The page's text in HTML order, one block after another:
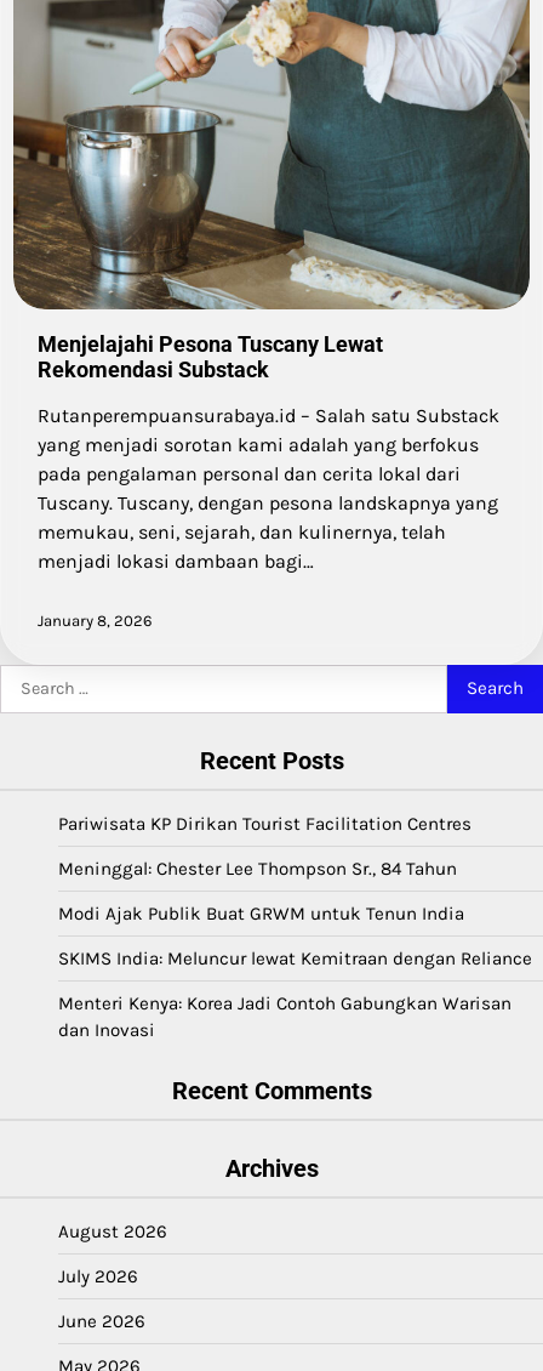
Menjelajahi Pesona Tuscany Lewat
Rekomendasi Substack
Rutanperempuansurabaya.id – Salah satu Substack
yang menjadi sorotan kami adalah yang berfokus
pada pengalaman personal dan cerita lokal dari
Tuscany. Tuscany, dengan pesona landskapnya yang
memukau, seni, sejarah, dan kulinernya, telah
menjadi lokasi dambaan bagi…
January 8, 2026
Search
for:
Recent Posts
Pariwisata KP Dirikan Tourist Facilitation Centres
Meninggal: Chester Lee Thompson Sr., 84 Tahun
Modi Ajak Publik Buat GRWM untuk Tenun India
SKIMS India: Meluncur lewat Kemitraan dengan Reliance
Menteri Kenya: Korea Jadi Contoh Gabungkan Warisan
dan Inovasi
Recent Comments
Archives
August 2026
July 2026
June 2026
May 2026